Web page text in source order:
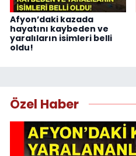
Afyon’daki kazada
hayatını kaybeden ve
yaralıların isimleri belli
oldu!
Özel Haber